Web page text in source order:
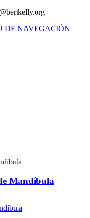
DE NAVEGACIÓN
Mandíbula